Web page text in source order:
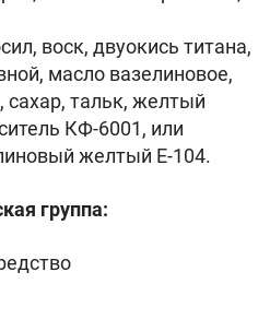
воск, двуокись титана,
масло вазелиновое,
сахар, тальк, желтый
КФ-6001, или
желтый Е-104.
группа: